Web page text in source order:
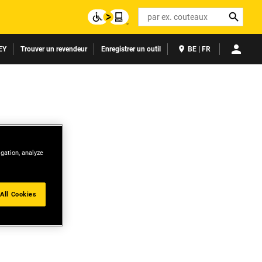
Search
Trouver un revendeur Enregistrer un outil BE | FR
analyze
Cookies